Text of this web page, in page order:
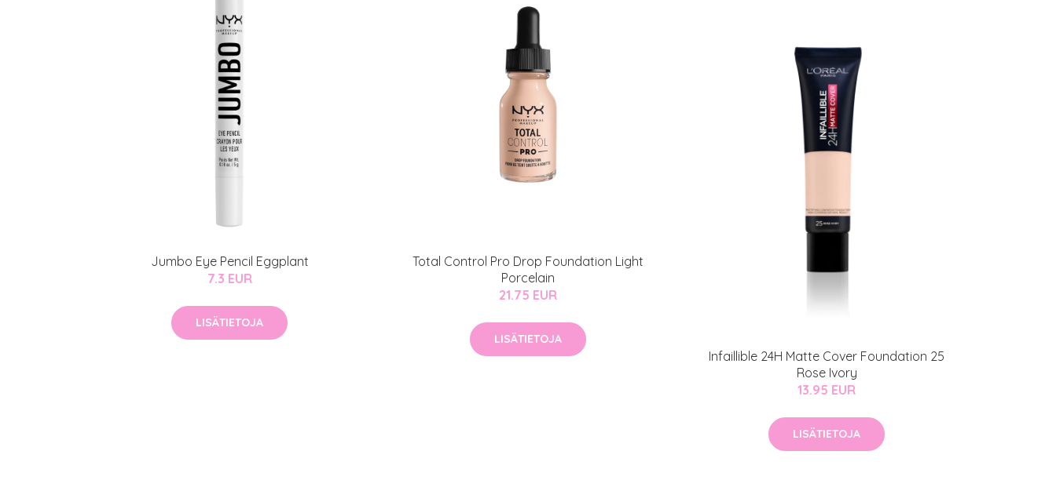
Jumbo Eye Pencil Eggplant
7.3 EUR
LISÄTIETOJA
Total Control Pro Drop Foundation Light
Porcelain
21.75 EUR
LISÄTIETOJA
Infaillible 24H Matte Cover Foundation 25
Rose Ivory
13.95 EUR
LISÄTIETOJA